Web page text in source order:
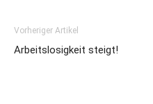
Vorheriger Artikel
Arbeitslosigkeit steigt!